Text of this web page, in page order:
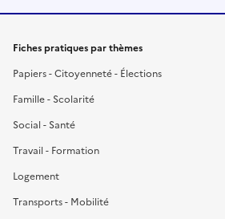
Fiches pratiques par thèmes
Papiers - Citoyenneté - Élections
Famille - Scolarité
Social - Santé
Travail - Formation
Logement
Transports - Mobilité